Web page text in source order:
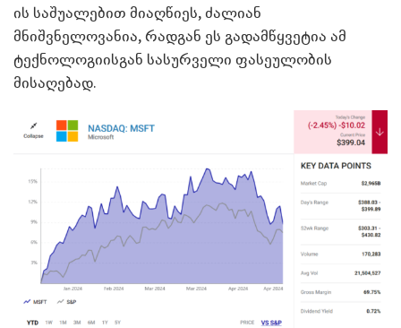
ის საშუალებით მიაღწიეს, ძალიან
მნიშვნელოვანია, რადგან ეს გადამწყვეტია ამ
ტექნოლოგიისგან სასურველი ფასეულობის
მისაღებად.